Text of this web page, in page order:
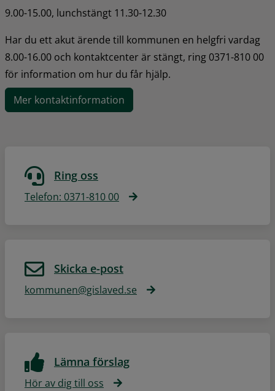
9.00-15.00, lunchstängt 11.30-12.30
Har du ett akut ärende till kommunen en helgfri vardag
8.00-16.00 och kontaktcenter är stängt, ring 0371-810 00
för information om hur du får hjälp.
Mer kontaktinformation
Ring oss
Telefon: 0371-810 00
Skicka e-post
kommunen@gislaved.se
Lämna förslag
Hör av dig till oss